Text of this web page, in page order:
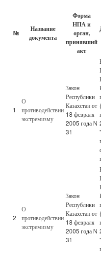
№
Название
документа
Форма
НПА и
орган,
принявший
акт
1
О
противодействии
экстремизму
Закон
Республики
Казахстан от
18 февраля
2005 года N
31
2
О
противодействии
экстремизму
Закон
Республики
Казахстан от
18 февраля
2005 года N
31